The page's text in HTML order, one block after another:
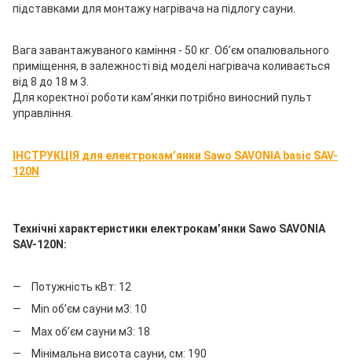
підставками для монтажу нагрівача на підлогу сауни.
Вага завантажуваного каміння - 50 кг. Об’єм опалювального
приміщення, в залежності від моделі нагрівача коливається
від 8 до 18 м 3.
Для коректної роботи кам’янки потрібно виносний пульт
управління.
ІНСТРУКЦІЯ для електрокам’янки Sawo SAVONIA basic SAV-
120N
Технічні характеристики електрокам’янки Sawo SAVONIA
SAV-120N:
Потужність кВт: 12
Мin об’єм сауни м3: 10
Мax об’єм сауни м3: 18
Мінімальна висота сауни, см: 190